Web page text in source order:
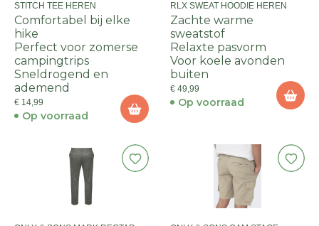
STITCH TEE HEREN
Comfortabel bij elke
hike
Perfect voor zomerse
campingtrips
Sneldrogend en
ademend
€ 14,99
Op voorraad
RLX SWEAT HOODIE HEREN
Zachte warme
sweatstof
Relaxte pasvorm
Voor koele avonden
buiten
€ 49,99
Op voorraad